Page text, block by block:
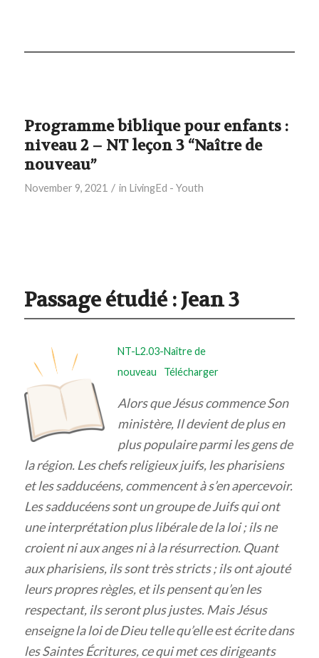
Programme biblique pour enfants :
niveau 2 – NT leçon 3 “Naître de
nouveau”
November 9, 2021 / in LivingEd - Youth
Passage étudié : Jean 3
NT-L2.03-Naître de
nouveau
Télécharger
Alors que Jésus commence Son
ministère, Il devient de plus en
plus populaire parmi les gens de
la région. Les chefs religieux juifs, les pharisiens
et les sadducéens, commencent à s’en apercevoir.
Les sadducéens sont un groupe de Juifs qui ont
une interprétation plus libérale de la loi ; ils ne
croient ni aux anges ni à la résurrection. Quant
aux pharisiens, ils sont très stricts ; ils ont ajouté
leurs propres règles, et ils pensent qu’en les
respectant, ils seront plus justes. Mais Jésus
enseigne la loi de Dieu telle qu’elle est écrite dans
les Saintes Écritures, ce qui met ces dirigeants